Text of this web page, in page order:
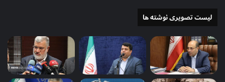
لیست تصویری نوشته ها